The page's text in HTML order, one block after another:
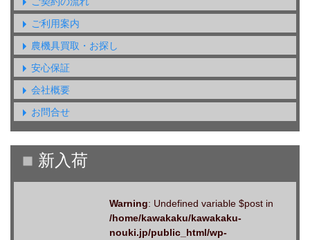
ご利用案内
農機具買取・お探し
安心保証
会社概要
お問合せ
Warning: Undefined variable $post in
/home/kawakaku/kawakaku-
nouki.jp/public_html/wp-